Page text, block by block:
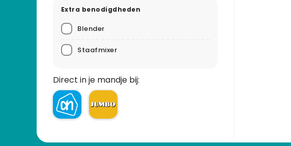
Extra benodigdheden
Blender
Staafmixer
Direct in je mandje bij: